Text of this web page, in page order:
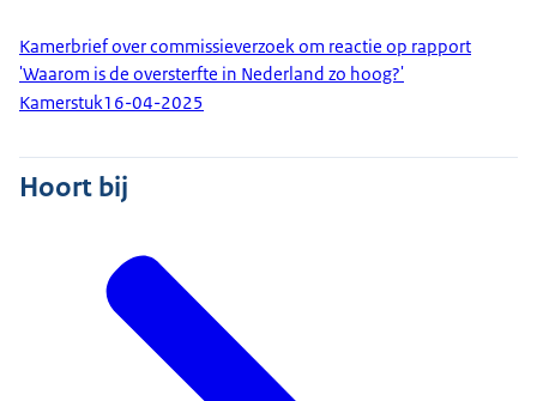
Kamerbrief over commissieverzoek om reactie op rapport
'Waarom is de oversterfte in Nederland zo hoog?'
Kamerstuk16-04-2025
Hoort bij